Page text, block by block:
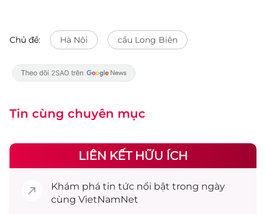
Chủ đề: Hà Nội cầu Long Biên
Tin cùng chuyên mục
LIÊN KẾT HỮU ÍCH
Khám phá tin tức nổi bật trong ngày
cùng VietNamNet